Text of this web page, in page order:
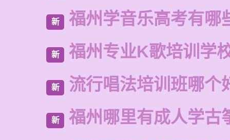
新 福州学音乐高考有哪
新 福州专业K歌培训学
新 流行唱法培训班哪个
新 福州哪里有成人学古